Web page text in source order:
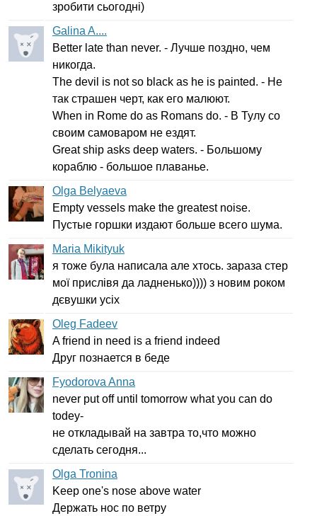
зробити сьогодні)
Galina A....
Better late than never. - Лучше поздно, чем
никогда.
The devil is not so black as he is painted. - Не
так страшен черт, как его малюют.
When in Rome do as Romans do. - В Тулу со
своим самоваром не ездят.
Great ship asks deep waters. - Большому
кораблю - большое плаванье.
Olga Belyaeva
Empty vessels make the greatest noise.
Пустые горшки издают больше всего шума.
Maria Mikityuk
я тоже була написала але хтось. зараза стер
мої прислівя да ладненько)))) з новим роком
дєвушки усіх
Oleg Fadeev
A friend in need is a friend indeed
Друг познается в беде
Fyodorova Anna
never put off until tomorrow what you can do
todey-
не откладывай на завтра то,что можно
сделать сегодня...
Olga Tronina
Keep one's nose above water
Держать нос по ветру